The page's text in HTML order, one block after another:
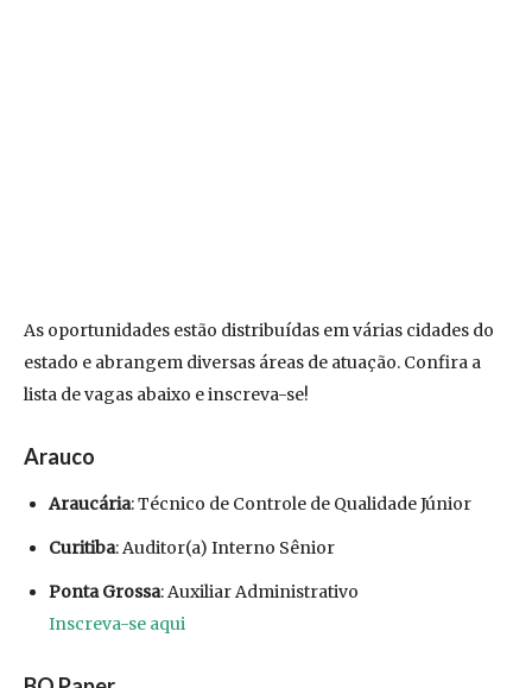
As oportunidades estão distribuídas em várias cidades do
estado e abrangem diversas áreas de atuação. Confira a
lista de vagas abaixo e inscreva-se!
Arauco
Araucária: Técnico de Controle de Qualidade Júnior
Curitiba: Auditor(a) Interno Sênior
Ponta Grossa: Auxiliar Administrativo
Inscreva-se aqui